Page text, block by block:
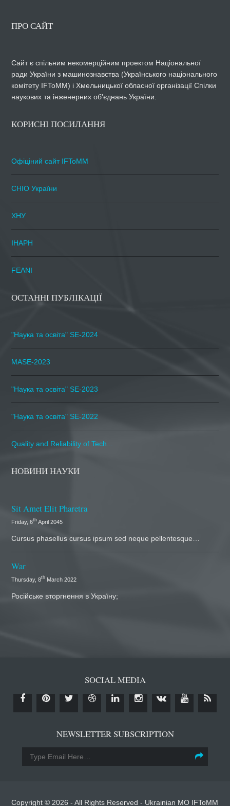
ПРО САЙТ
Сайт є спільним некомерційним проектом Національної
ради України з машинознавства (Українського національного
комітету IFToMM) і Хмельницької обласної організації Спілки
наукових та інженерних об'єднань України.
КОРИСНІ ПОСИЛАННЯ
Офіціний сайт IFToMM
СНІО України
ХНУ
ІНАРН
FEANI
ОСТАННІ ПУБЛІКАЦІЇ
"Наука та освіта" SE-2024
MASE-2023
"Наука та освіта" SE-2023
"Наука та освіта" SE-2022
Quality and Reliability of Tech...
НОВИНИ НАУКИ
Sit Amet Elit Pharetra
Friday, 6th April 2045
Cursus phasellus cursus ipsum sed neque pellentesque…
War
Thursday, 8th March 2022
Російське вторгнення в Україну;
SOCIAL MEDIA
NEWSLETTER SUBSCRIPTION
Copyright © 2026 - All Rights Reserved - Ukrainian MO IFToMM